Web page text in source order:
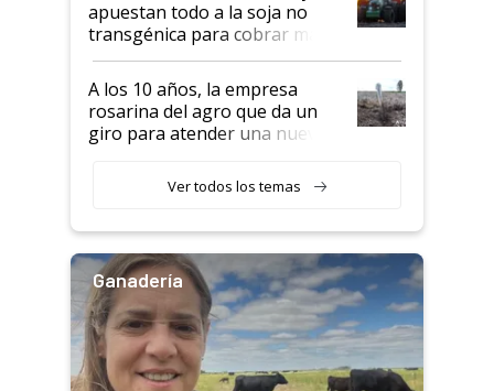
apuestan todo a la soja no
transgénica para cobrar más
por tonelada: compraron un
semillero
A los 10 años, la empresa
rosarina del agro que da un
giro para atender una nueva
Ver todos los temas
Ganadería